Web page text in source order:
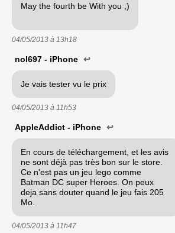
May the fourth be With you ;)
04/05/2013 à 13h18
nol697 - iPhone ↩
Je vais tester vu le prix
04/05/2013 à 11h53
AppleAddict - iPhone ↩
En cours de téléchargement, et les avis
ne sont déjà pas très bon sur le store.
Ce n'est pas un jeu lego comme
Batman DC super Heroes. On peux
deja sans douter quand le jeu fais 205
Mo.
04/05/2013 à 11h47